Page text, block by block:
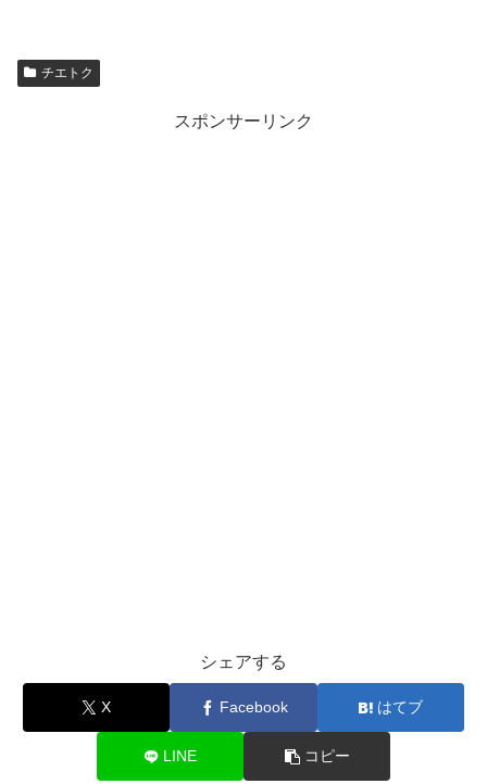
チエトク
スポンサーリンク
シェアする
X Facebook はてブ
LINE コピー